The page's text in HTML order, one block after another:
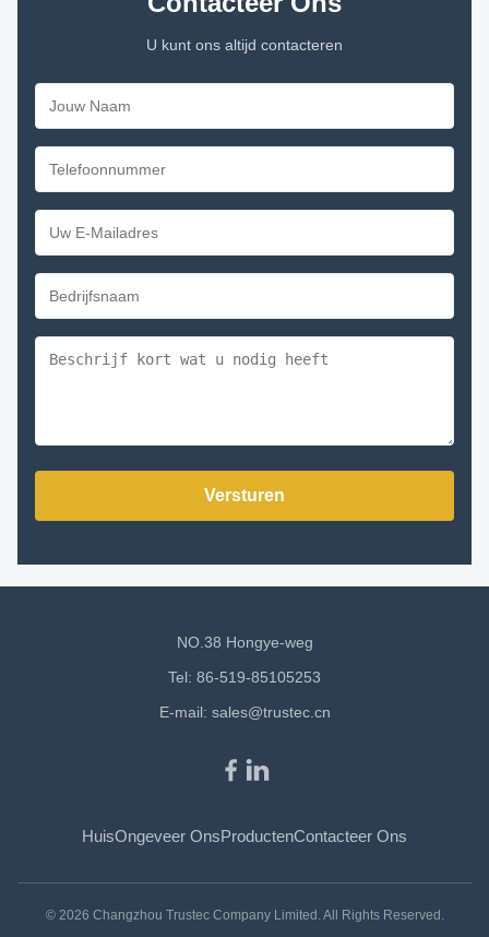
U kunt ons altijd contacteren
Versturen
NO.38 Hongye-weg
Tel: 86-519-85105253
E-mail: sales@trustec.cn
HuisOngeveer OnsProductenContacteer Ons
© 2026 Changzhou Trustec Company Limited. All Rights Reserved.